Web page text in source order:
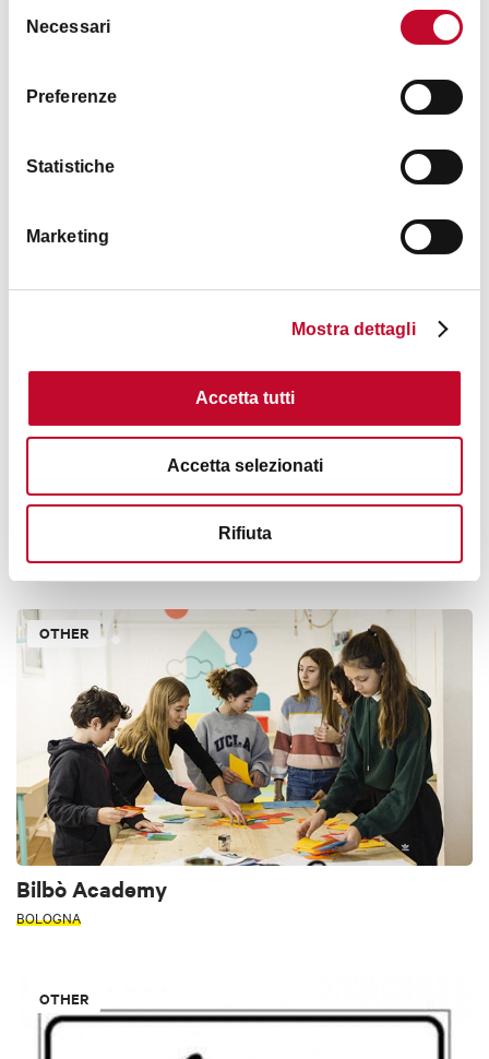
delNecessari
Preferenze
Statistiche
Marketing
Mostra dettagli
Accetta tutti
Accetta selezionati
Rifiuta
Itehad Good Luck snc (Via Altabella)
First Aid: Istituto Ortopedico Rizzoli
OTHER
Bilbò Academy
BOLOGNA
OTHER